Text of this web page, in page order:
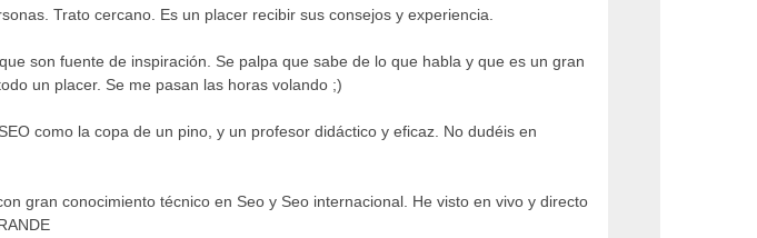
Trato cercano. Es un placer recibir sus consejos y experiencia.
son fuente de inspiración. Se palpa que sabe de lo que habla y que es un gran
un placer. Se me pasan las horas volando ;)
como la copa de un pino, y un profesor didáctico y eficaz. No dudéis en
gran conocimiento técnico en Seo y Seo internacional. He visto en vivo y directo